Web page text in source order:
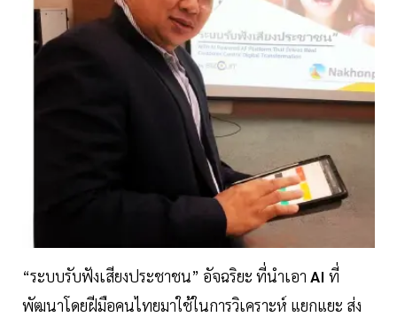
“ระบบรับฟังเสียงประชาชน” อัจฉริยะ ที่นำเอา AI ที่
พัฒนาโดยฝีมือคนไทยมาใช้ในการวิเคราะห์ แยกแยะ ส่ง